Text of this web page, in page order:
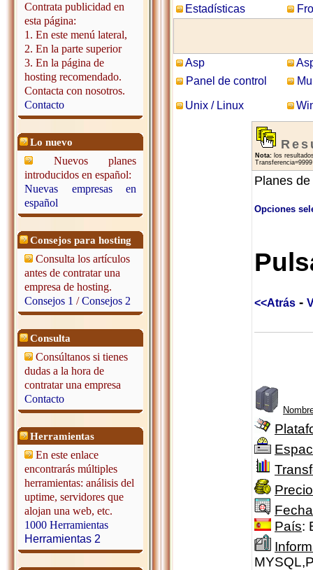
Contrata publicidad en
esta página:
1. En este menú lateral,
2. En la parte superior
3. En la página de
hosting recomendado.
Contacta con nosotros.
Contacto
Lo nuevo
Nuevos planes
introducidos en español:
Nuevas empresas en
español
Consejos para hosting
Consulta los artículos
antes de contratar una
empresa de hosting.
Consejos 1 /Consejos 2
Consulta
Consúltanos si tienes
dudas a la hora de
contratar una empresa
Contacto
Herramientas
En este enlace
encontrarás múltiples
herramientas: análisis del
uptime, servidores que
alojan una web, etc.
1000 Herramientas
Herramientas 2
Estadísticas
Asp
Panel de control
Unix / Linux
Nota: los
Planes
Opciones
<<Atrás -
Precio
País: